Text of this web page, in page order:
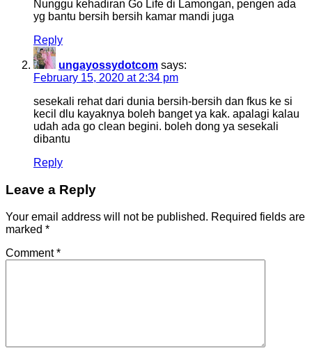
Nunggu kehadiran Go Life di Lamongan, pengen ada
yg bantu bersih bersih kamar mandi juga
Reply
ungayossydotcom says:
February 15, 2020 at 2:34 pm
sesekali rehat dari dunia bersih-bersih dan fkus ke si
kecil dlu kayaknya boleh banget ya kak. apalagi kalau
udah ada go clean begini. boleh dong ya sesekali
dibantu
Reply
Leave a Reply
Your email address will not be published. Required fields are
marked *
Comment*